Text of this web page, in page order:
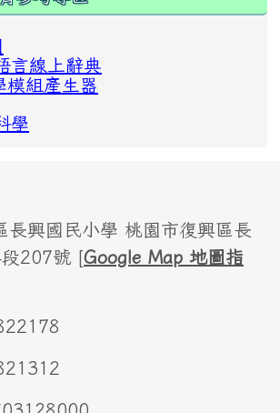
言線上辭典
模組產生器
學
長興國民小學 桃園市復興區長
207號 [Google Map 地圖指